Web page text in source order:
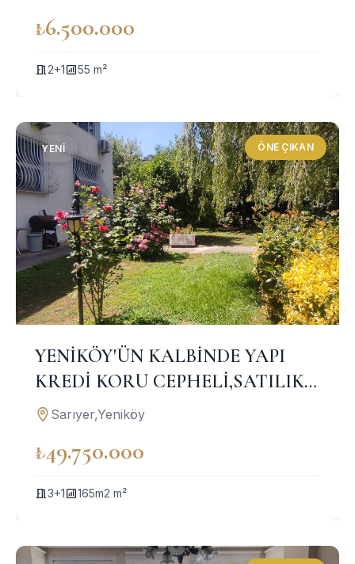
₺6.500.000
2+1 55 m²
YENI ÖNE ÇIKAN
YENİKÖY'ÜN KALBİNDE YAPI
KREDİ KORU CEPHELİ,SATILIK
YAŞAM ALANI
Sarıyer,Yeniköy
₺49.750.000
3+1 165m2 m²